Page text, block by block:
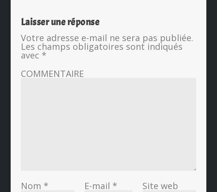
Laisser une réponse
Votre adresse e-mail ne sera pas publiée.
Les champs obligatoires sont indiqués
avec *
COMMENTAIRE
Nom * E-mail * Site web